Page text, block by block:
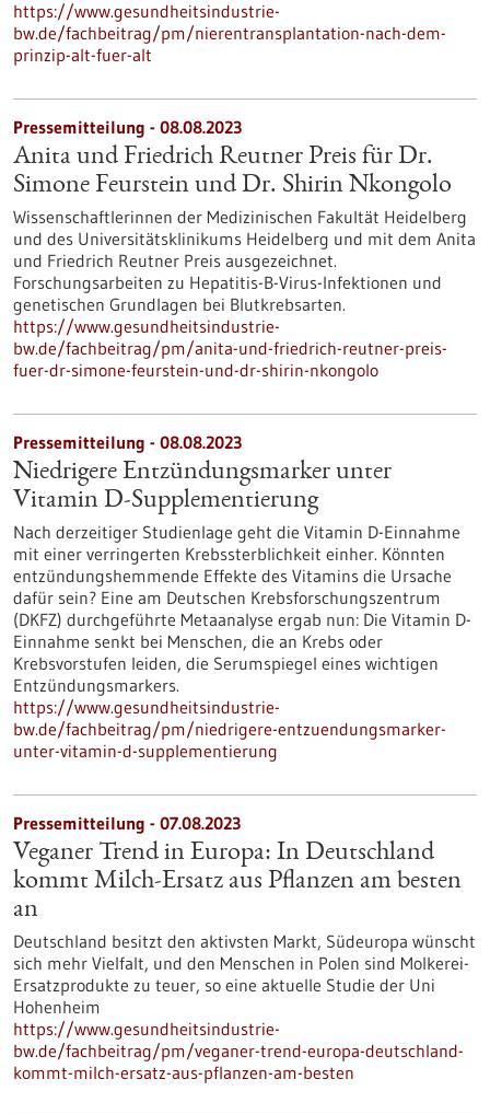
https://www.gesundheitsindustrie-
bw.de/fachbeitrag/pm/nierentransplantation-nach-dem-
prinzip-alt-fuer-alt
Pressemitteilung - 08.08.2023
Anita und Friedrich Reutner Preis für Dr.
Simone Feurstein und Dr. Shirin Nkongolo
Wissenschaftlerinnen der Medizinischen Fakultät Heidelberg
und des Universitätsklinikums Heidelberg und mit dem Anita
und Friedrich Reutner Preis ausgezeichnet.
Forschungsarbeiten zu Hepatitis-B-Virus-Infektionen und
genetischen Grundlagen bei Blutkrebsarten.
https://www.gesundheitsindustrie-
bw.de/fachbeitrag/pm/anita-und-friedrich-reutner-preis-
fuer-dr-simone-feurstein-und-dr-shirin-nkongolo
Pressemitteilung - 08.08.2023
Niedrigere Entzündungsmarker unter
Vitamin D-Supplementierung
Nach derzeitiger Studienlage geht die Vitamin D-Einnahme
mit einer verringerten Krebssterblichkeit einher. Könnten
entzündungshemmende Effekte des Vitamins die Ursache
dafür sein? Eine am Deutschen Krebsforschungszentrum
(DKFZ) durchgeführte Metaanalyse ergab nun: Die Vitamin D-
Einnahme senkt bei Menschen, die an Krebs oder
Krebsvorstufen leiden, die Serumspiegel eines wichtigen
Entzündungsmarkers.
https://www.gesundheitsindustrie-
bw.de/fachbeitrag/pm/niedrigere-entzuendungsmarker-
unter-vitamin-d-supplementierung
Pressemitteilung - 07.08.2023
Veganer Trend in Europa: In Deutschland
kommt Milch-Ersatz aus Pflanzen am besten
an
Deutschland besitzt den aktivsten Markt, Südeuropa wünscht
sich mehr Vielfalt, und den Menschen in Polen sind Molkerei-
Ersatzprodukte zu teuer, so eine aktuelle Studie der Uni
Hohenheim
https://www.gesundheitsindustrie-
bw.de/fachbeitrag/pm/veganer-trend-europa-deutschland-
kommt-milch-ersatz-aus-pflanzen-am-besten